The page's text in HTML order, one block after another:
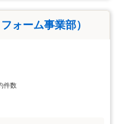
ォーム事業部）
件数